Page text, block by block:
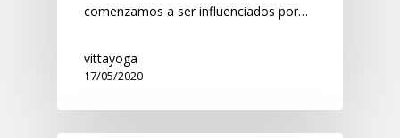
comenzamos a ser influenciados por…
vittayoga
17/05/2020